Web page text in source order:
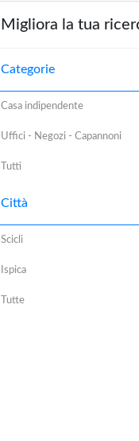
Migliora la tua
Categorie
Casa indipendente
Uffici - Negozi - Capannoni
Tutti
Città
Scicli
Ispica
Tutte